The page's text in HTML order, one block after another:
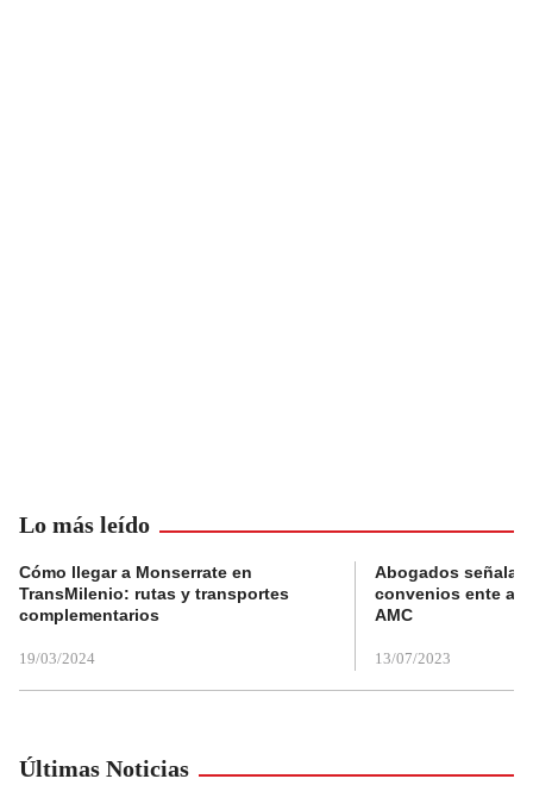
Lo más leído
Cómo llegar a Monserrate en
TransMilenio: rutas y transportes
complementarios
19/03/2024
Abogados
convenios ente
AMC
13/07/2023
Últimas Noticias